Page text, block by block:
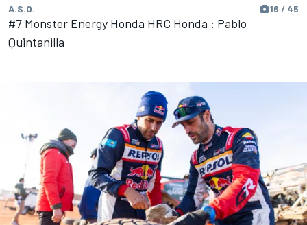
A.S.O. 16 / 45
#7 Monster Energy Honda HRC Honda : Pablo
Quintanilla